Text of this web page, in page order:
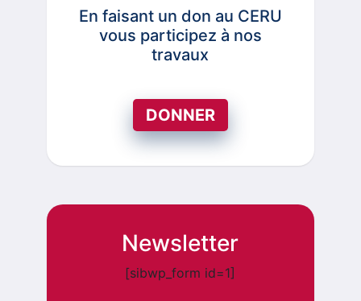
En faisant un don au CERU
vous participez à nos
travaux
DONNER
Newsletter
[sibwp_form id=1]